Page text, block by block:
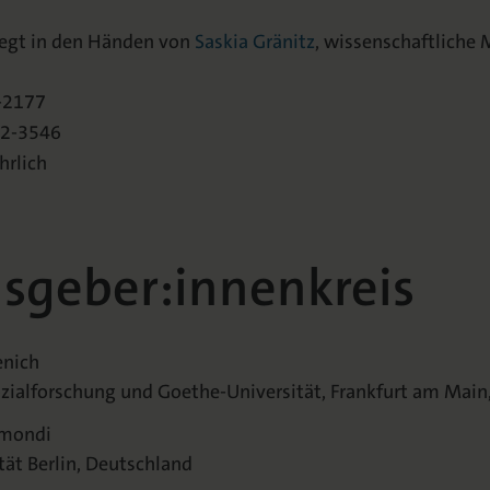
in den Händen von Saskia Gränitz, wissenschaftliche
3546
und Goethe-Universität, Frankfurt am
Berlin, Deutschland